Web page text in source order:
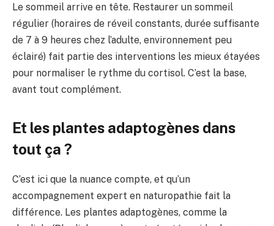
Le sommeil arrive en tête. Restaurer un sommeil
régulier (horaires de réveil constants, durée suffisante
de 7 à 9 heures chez l’adulte, environnement peu
éclairé) fait partie des interventions les mieux étayées
pour normaliser le rythme du cortisol. C’est la base,
avant tout complément.
Et les plantes adaptogènes dans
tout ça ?
C’est ici que la nuance compte, et qu’un
accompagnement expert en naturopathie fait la
différence. Les plantes adaptogènes, comme la